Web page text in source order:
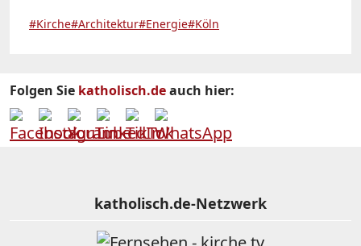
#Kirche#Architektur#Energie#Köln
Folgen Sie katholisch.deauch hier:
katholisch.de-Netzwerk